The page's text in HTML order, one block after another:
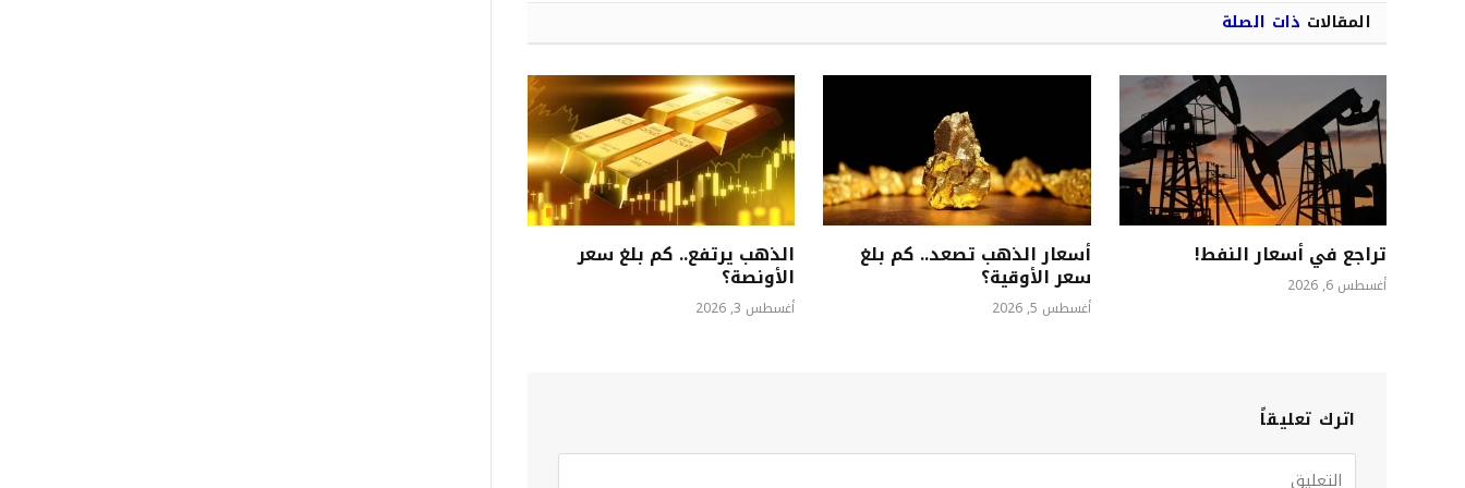
المقالات ذات الصلة
تراجع في أسعار النفط!
أغسطس 6, 2026
أسعار الذهب تصعد.. كم بلغ
سعر الأوقية؟
أغسطس 5, 2026
الذهب يرتفع.. كم بلغ سعر
الأونصة؟
أغسطس 3, 2026
اترك تعليقاً